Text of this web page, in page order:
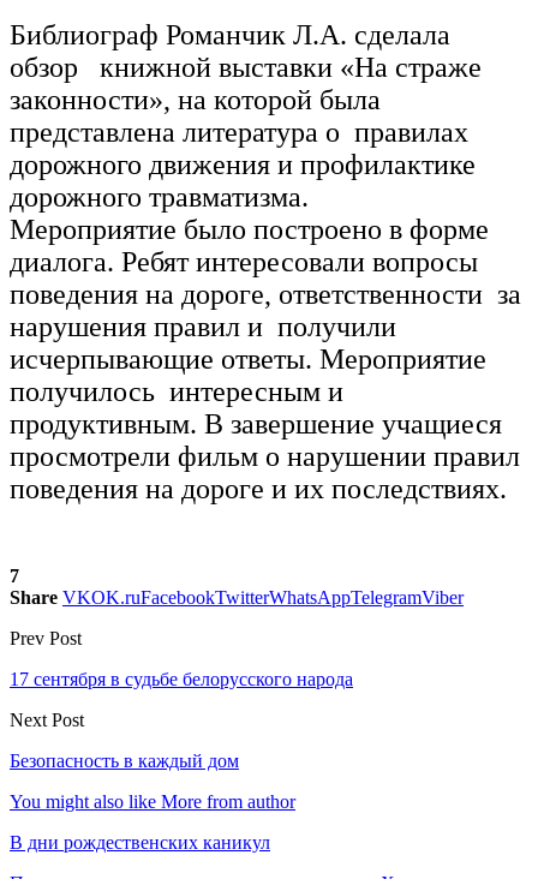
Библиограф Романчик Л.А. сделала
обзор книжной выставки «На страже
законности», на которой была
представлена литература о правилах
дорожного движения и профилактике
дорожного травматизма.
Мероприятие было построено в форме
диалога. Ребят интересовали вопросы
поведения на дороге, ответственности за
нарушения правил и получили
исчерпывающие ответы. Мероприятие
получилось интересным и
продуктивным. В завершение учащиеся
просмотрели фильм о нарушении правил
поведения на дороге и их последствиях.
7
Share VKOK.ruFacebookTwitterWhatsAppTelegramViber
Prev Post
17 сентября в судьбе белорусского народа
Next Post
Безопасность в каждый дом
You might also like More from author
В дни рождественских каникул